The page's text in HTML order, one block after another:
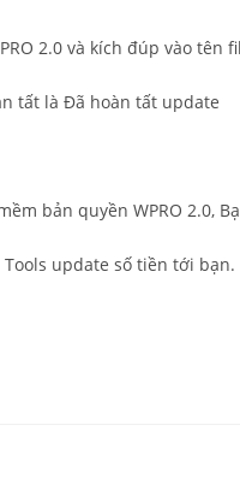
2.0 và kích đúp vào tên
tất là Đã hoàn tất update
bản quyền WPRO 2.0,
Tools update số tiền tới bạn.